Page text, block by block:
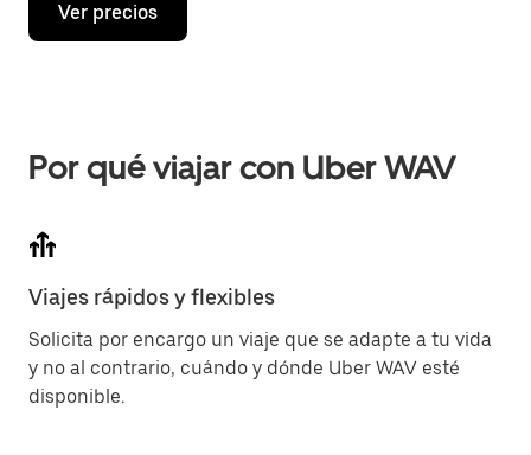
Ver precios
Por qué viajar con Uber WAV
Viajes rápidos y flexibles
Solicita por encargo un viaje que se adapte a tu vida
y no al contrario, cuándo y dónde Uber WAV esté
disponible.